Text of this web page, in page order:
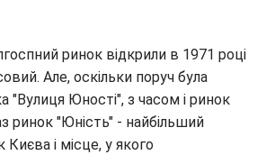
ринок відкрили в 1971 році
Але, оскільки поруч була
"Вулиця Юності", з часом і ринок
ринок "Юність" - найбільший
Києва і місце, у якого